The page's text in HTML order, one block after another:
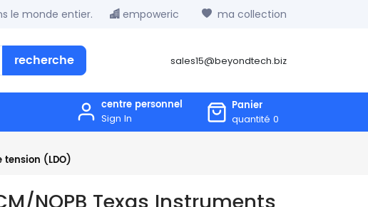
le monde entier. empoweric ma collection
recherche sales15@beyondtech.biz
centre personnel
Sign In
Panier
quantité 0
tension (LDO)